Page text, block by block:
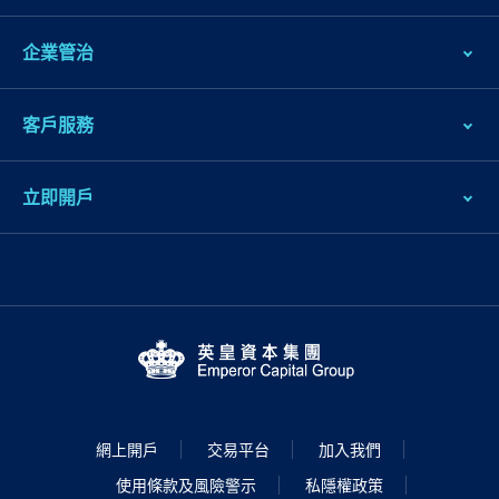
企業管治
客戶服務
立即開戶
網上開戶 交易平台
加入我們
使用條款及風險警示
私隱權政策